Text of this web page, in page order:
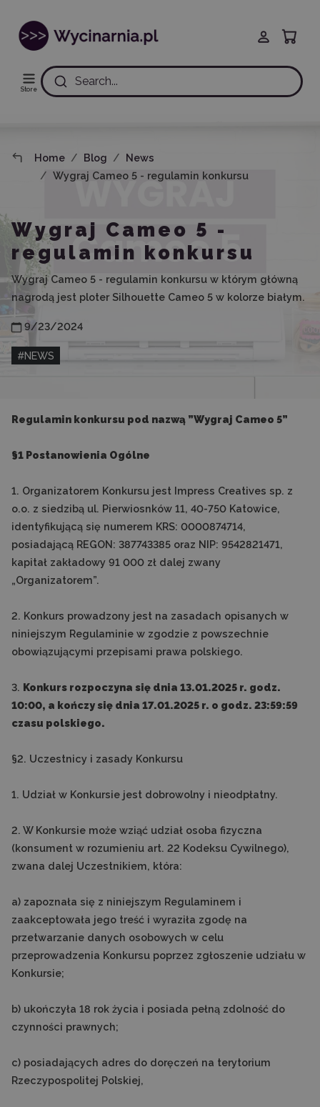
Store
Search...
Home Blog
News
Wygraj Cameo 5 - regulamin konkursu
Wygraj Cameo 5 -
regulamin konkursu
Wygraj Cameo 5 - regulamin konkursu w którym główną
nagrodą jest ploter Silhouette Cameo 5 w kolorze białym.
9/23/2024
#NEWS
Regulamin konkursu pod nazwą ”Wygraj Cameo 5”
§1 Postanowienia Ogólne
1. Organizatorem Konkursu jest Impress Creatives sp. z
o.o. z siedzibą ul. Pierwiosnków 11, 40-750 Katowice,
identyfikującą się numerem KRS: 0000874714,
posiadającą REGON: 387743385 oraz NIP: 9542821471,
kapitał zakładowy 91 000 zł dalej zwany
„Organizatorem”.
2. Konkurs prowadzony jest na zasadach opisanych w
niniejszym Regulaminie w zgodzie z powszechnie
obowiązującymi przepisami prawa polskiego.
3. Konkurs rozpoczyna się dnia 13.01.2025 r. godz.
10:00, a kończy się dnia 17.01.2025 r. o godz. 23:59:59
czasu polskiego.
§2. Uczestnicy i zasady Konkursu
1. Udział w Konkursie jest dobrowolny i nieodpłatny.
2. W Konkursie może wziąć udział osoba fizyczna
(konsument w rozumieniu art. 22 Kodeksu Cywilnego),
zwana dalej Uczestnikiem, która:
a) zapoznała się z niniejszym Regulaminem i
zaakceptowała jego treść i wyraziła zgodę na
przetwarzanie danych osobowych w celu
przeprowadzenia Konkursu poprzez zgłoszenie udziału w
Konkursie;
b) ukończyła 18 rok życia i posiada pełną zdolność do
czynności prawnych;
c) posiadających adres do doręczeń na terytorium
Rzeczypospolitej Polskiej,